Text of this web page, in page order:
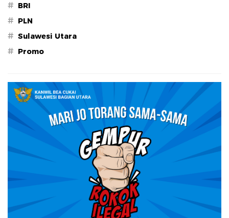
# BRI
# PLN
# Sulawesi Utara
# Promo